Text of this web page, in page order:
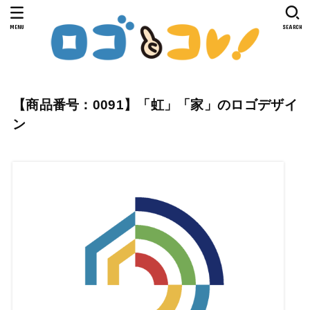
SEARCH
MENU
【商品番号：0091】「虹」「家」のロゴデザイ
ン